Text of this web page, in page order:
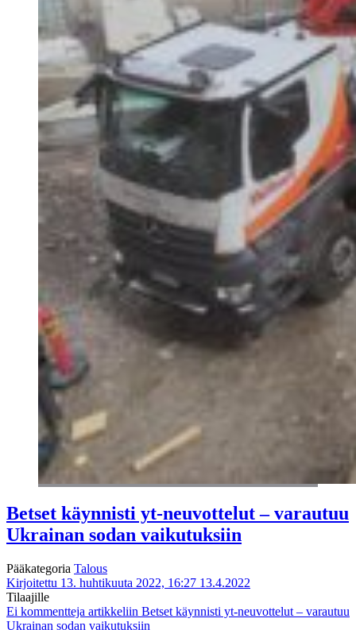
Betset käynnisti yt-neuvottelut – varautuu
Ukrainan sodan vaikutuksiin
Pääkategoria Talous
Kirjoitettu 13. huhtikuuta 2022, 16:27 13.4.2022
Tilaajille
Ei kommentteja artikkeliin Betset käynnisti yt-neuvottelut – varautuu
Ukrainan sodan vaikutuksiin